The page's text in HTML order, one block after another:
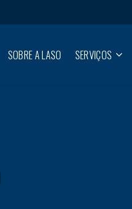
SOBRE A LASO SERVIÇOS